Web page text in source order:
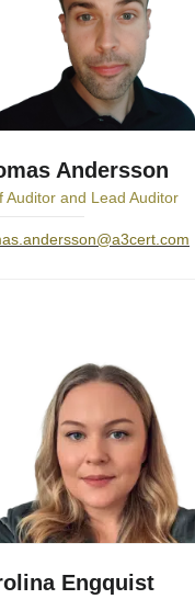
Andersson
Auditor and Lead Auditor
Engquist